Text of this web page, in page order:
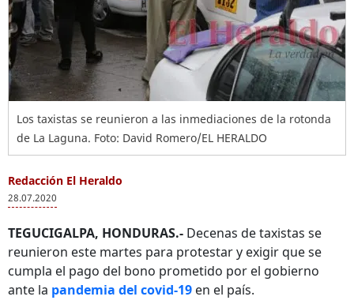
Los taxistas se reunieron a las inmediaciones de la rotonda
de La Laguna. Foto: David Romero/EL HERALDO
Redacción El Heraldo
28.07.2020
TEGUCIGALPA, HONDURAS.- Decenas de taxistas se
reunieron este martes para protestar y exigir que se
cumpla el pago del bono prometido por el gobierno
ante la pandemia del covid-19 en el país.